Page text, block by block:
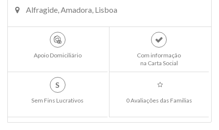
Alfragide, Amadora, Lisboa
Apoio Domiciliário
Com informação
na Carta Social
S
Sem Fins Lucrativos 0 Avaliações das Familias